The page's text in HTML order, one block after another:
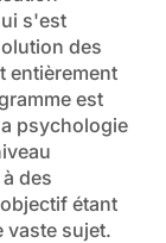
s'est
des
entièrement
est
psychologie
des
étant
vaste sujet.